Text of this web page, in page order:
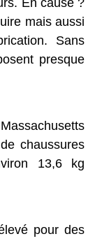
En cause ?
mais aussi
Sans
presque
chaussures
13,6 kg
pour des